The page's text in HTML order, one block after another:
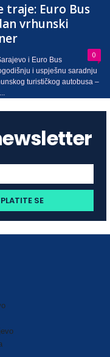
traje: Euro Bus
vrhunski
0
i Euro Bus
i uspješnu saradnju
turističkog autobusa –